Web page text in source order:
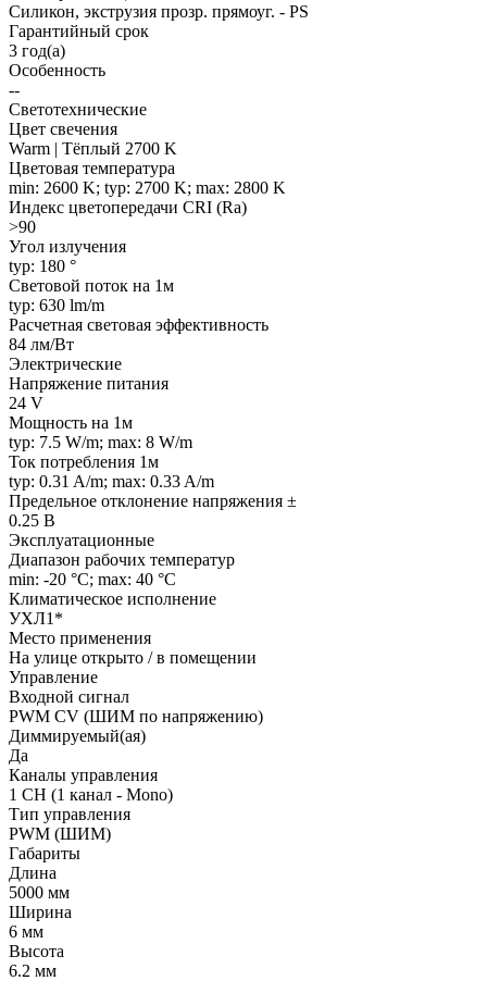
Силикон, экструзия прозр. прямоуг. - PS
Гарантийный срок
3 год(а)
Особенность
--
Светотехнические
Цвет свечения
Warm | Тёплый 2700 K
Цветовая температура
min: 2600 K; typ: 2700 K; max: 2800 K
Индекс цветопередачи CRI (Ra)
>90
Угол излучения
typ: 180 °
Световой поток на 1м
typ: 630 lm/m
Расчетная световая эффективность
84 лм/Вт
Электрические
Напряжение питания
24 V
Мощность на 1м
typ: 7.5 W/m; max: 8 W/m
Ток потребления 1м
typ: 0.31 A/m; max: 0.33 A/m
Предельное отклонение напряжения ±
0.25 В
Эксплуатационные
Диапазон рабочих температур
min: -20 °C; max: 40 °C
Климатическое исполнение
УХЛ1*
Место применения
На улице открыто / в помещении
Управление
Входной сигнал
PWM СV (ШИМ по напряжению)
Диммируемый(ая)
Да
Каналы управления
1 CH (1 канал - Mono)
Тип управления
PWM (ШИМ)
Габариты
Длина
5000 мм
Ширина
6 мм
Высота
6.2 мм